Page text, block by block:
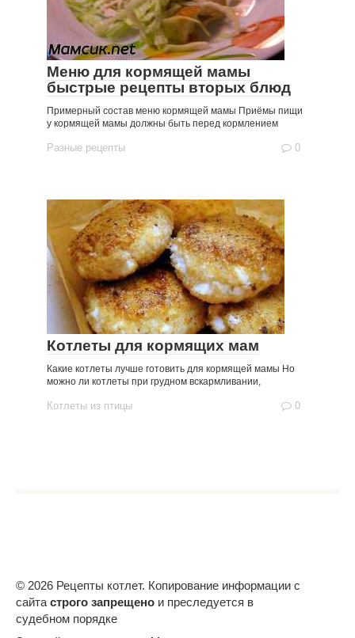
Меню для кормящей мамы
быстрые рецепты вторых блюд
Примерный состав меню кормящей мамы Приёмы пищи
у кормящей мамы должны быть перед кормлением
Разные рецепты 0
Котлеты для кормящих мам
Какие котлеты лучше готовить для кормящей мамы Но
можно ли котлеты при грудном вскармливании,
Котлеты из птицы 0
© 2026 Рецепты котлет. Копирование информации с
сайта строго запрещено и преследуется в
судебном порядке